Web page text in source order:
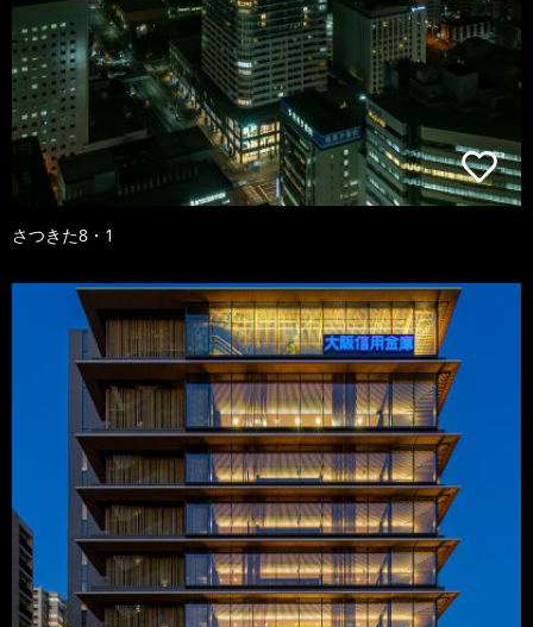
さつきた8・1